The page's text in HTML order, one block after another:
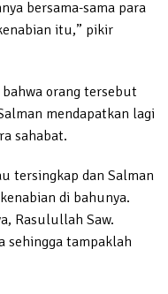
bersama-sama para
itu,” pikir
orang tersebut
mendapatkan lagi
sahabat.
tersingkap dan Salman
di bahunya.
Rasulullah Saw.
sehingga tampaklah